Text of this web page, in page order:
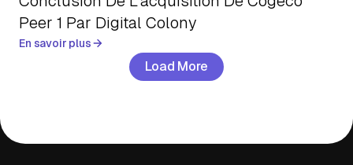
Peer 1 Par Digital Colony
En savoir plus
Load More